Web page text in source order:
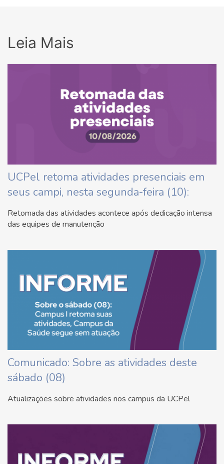
Leia Mais
UCPel retoma atividades presenciais em
seus campi, nesta segunda-feira (10):
Retomada das atividades acontece após dedicação intensa
das equipes de manutenção
Comunicado: Sobre as atividades deste
sábado (08)
Atualizações sobre atividades nos campus da UCPel